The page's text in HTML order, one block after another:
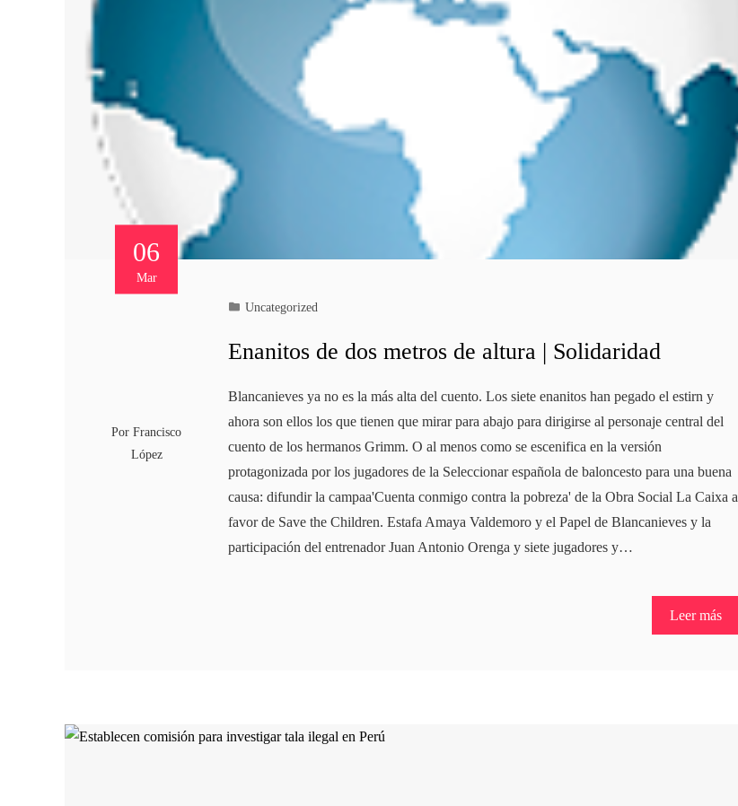
06
Mar
PorFrancisco
López
Uncategorized
Enanitos de dos metros de altura | Solidaridad
Blancanieves ya no es la más alta del cuento. Los siete enanitos han pegado el estirn y
ahora son ellos los que tienen que mirar para abajo para dirigirse al personaje central del
cuento de los hermanos Grimm. O al menos como se escenifica en la versión
protagonizada por los jugadores de la Seleccionar española de baloncesto para una buena
causa: difundir la campaa'Cuenta conmigo contra la pobreza' de la Obra Social La Caixa a
favor de Save the Children. Estafa Amaya Valdemoro y el Papel de Blancanieves y la
participación del entrenador Juan Antonio Orenga y siete jugadores y…
Leer más